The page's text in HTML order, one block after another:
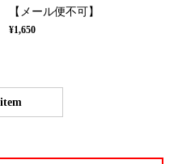
【メール便不可】
¥1,650